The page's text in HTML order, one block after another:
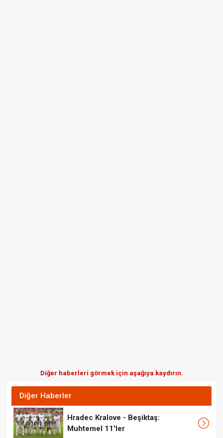
Diğer haberleri görmek için aşağıya kaydırın.
Diğer Haberler
Hradec Kralove - Beşiktaş:
Muhtemel 11'ler